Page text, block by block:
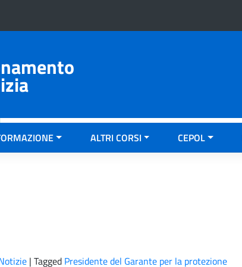
ALTRI CORSI CEPOL
| Tagged Presidente del Garante per la protezione